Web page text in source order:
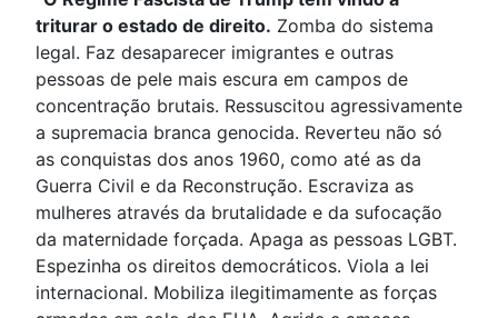
triturar o estado de direito. Zomba do sistema
legal. Faz desaparecer imigrantes e outras
pessoas de pele mais escura em campos de
concentração brutais. Ressuscitou agressivamente
a supremacia branca genocida. Reverteu não só
as conquistas dos anos 1960, como até as da
Guerra Civil e da Reconstrução. Escraviza as
mulheres através da brutalidade e da sufocação
da maternidade forçada. Apaga as pessoas LGBT.
Espezinha os direitos democráticos. Viola a lei
internacional. Mobiliza ilegitimamente as forças